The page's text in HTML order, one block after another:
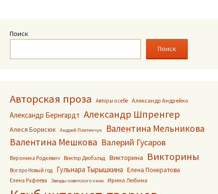
Поиск
Поиск
Авторская проза Авторы о себе Александр Андрейко
Александр Бернгардт Александр Шпренгер
Алеся Борисюк Андрей Плетенчук
Валентина Мельникова
Валентина Мешкова Валерий Гусаров
Вероника Родкевич Виктор Деобальд Викторина Викторины
Все про Новый год Гульнара Тырышкина Елена Понкратова
Елена Рафеева Звезды советского кино Ирина Любина